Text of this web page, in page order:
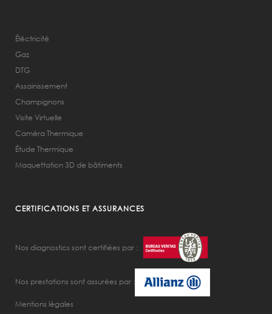
Éléctricité
Gaz
DTG
Assainissement
Champignons
Visite Virtuelle
Caméra Thermique
Étude Thermique
Maquettation 3D de bâtiments
CERTIFICATIONS ET ASSURANCES
Nos diagnostics sont certifiées par :
Nos prestations sont assurées par :
Mentions légales